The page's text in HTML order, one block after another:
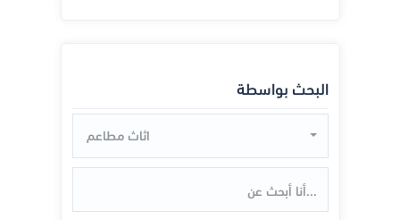
البحث بواسطة
اثاث مطاعم